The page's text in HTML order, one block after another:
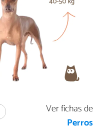
Ver fichas de
Perros